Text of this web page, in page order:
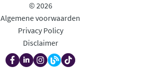
© 2026
Algemene voorwaarden
Privacy Policy
Disclaimer